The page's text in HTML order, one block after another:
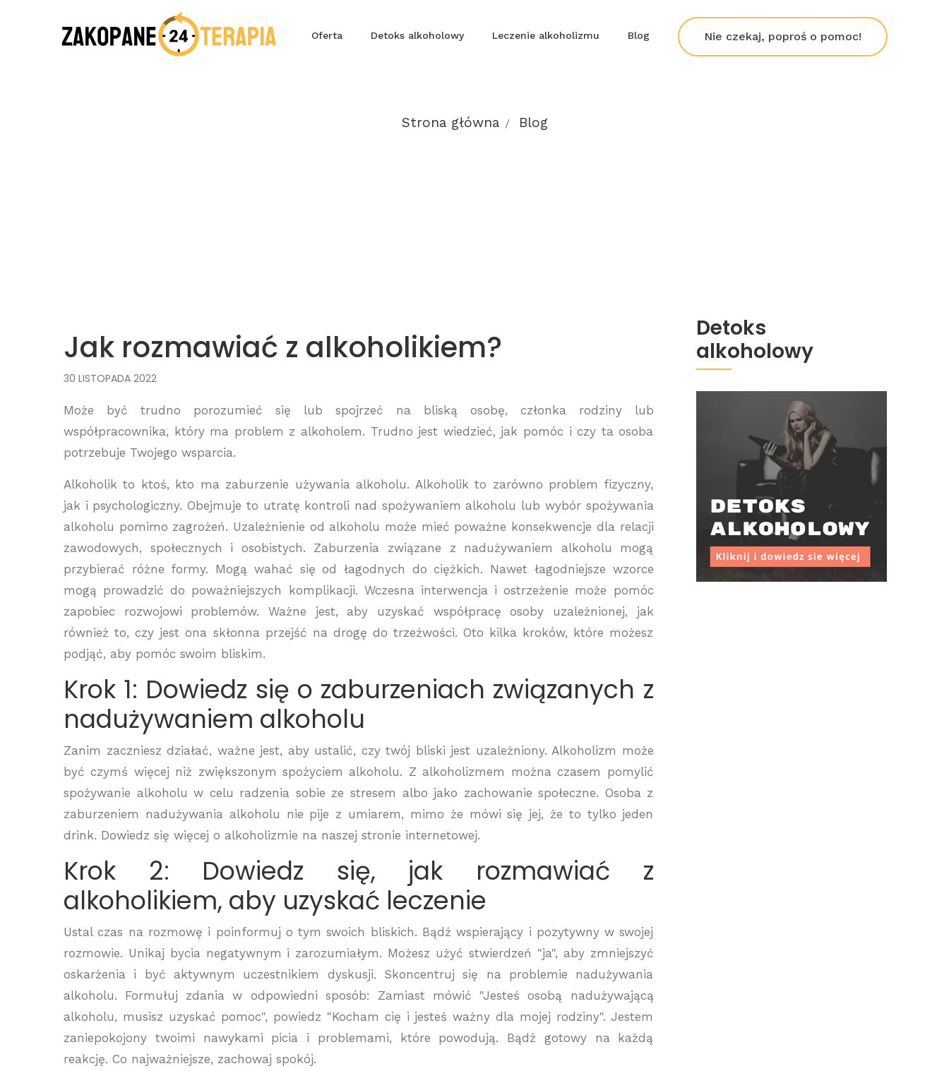
Nie czekaj, poproś o pomoc!
Oferta Detoks alkoholowy Leczenie alkoholizmu Blog
Strona główna Blog
Jak rozmawiać z alkoholikiem?
30 LISTOPADA 2022
Może być trudno porozumieć się lub spojrzeć na bliską osobę, członka rodziny lub
współpracownika, który ma problem z alkoholem. Trudno jest wiedzieć, jak pomóc i czy ta osoba
potrzebuje Twojego wsparcia.
Alkoholik to ktoś, kto ma zaburzenie używania alkoholu. Alkoholik to zarówno problem fizyczny,
jak i psychologiczny. Obejmuje to utratę kontroli nad spożywaniem alkoholu lub wybór spożywania
alkoholu pomimo zagrożeń. Uzależnienie od alkoholu może mieć poważne konsekwencje dla relacji
zawodowych, społecznych i osobistych. Zaburzenia związane z nadużywaniem alkoholu mogą
przybierać różne formy. Mogą wahać się od łagodnych do ciężkich. Nawet łagodniejsze wzorce
mogą prowadzić do poważniejszych komplikacji. Wczesna interwencja i ostrzeżenie może pomóc
zapobiec rozwojowi problemów. Ważne jest, aby uzyskać współpracę osoby uzależnionej, jak
również to, czy jest ona skłonna przejść na drogę do trzeźwości. Oto kilka kroków, które możesz
podjąć, aby pomóc swoim bliskim.
Krok 1: Dowiedz się o zaburzeniach związanych z
nadużywaniem alkoholu
Zanim zaczniesz działać, ważne jest, aby ustalić, czy twój bliski jest uzależniony. Alkoholizm może
być czymś więcej niż zwiększonym spożyciem alkoholu. Z alkoholizmem można czasem pomylić
spożywanie alkoholu w celu radzenia sobie ze stresem albo jako zachowanie społeczne. Osoba z
zaburzeniem nadużywania alkoholu nie pije z umiarem, mimo że mówi się jej, że to tylko jeden
drink. Dowiedz się więcej o alkoholizmie na naszej stronie internetowej.
Krok 2: Dowiedz się, jak rozmawiać z
alkoholikiem, aby uzyskać leczenie
Ustal czas na rozmowę i poinformuj o tym swoich bliskich. Bądź wspierający i pozytywny w swojej
rozmowie. Unikaj bycia negatywnym i zarozumiałym. Możesz użyć stwierdzeń "ja", aby zmniejszyć
oskarżenia i być aktywnym uczestnikiem dyskusji. Skoncentruj się na problemie nadużywania
alkoholu. Formułuj zdania w odpowiedni sposób: Zamiast mówić "Jesteś osobą nadużywającą
alkoholu, musisz uzyskać pomoc", powiedz "Kocham cię i jesteś ważny dla mojej rodziny". Jestem
zaniepokojony twoimi nawykami picia i problemami, które powodują. Bądź gotowy na każdą
reakcję. Co najważniejsze, zachowaj spokój.
Detoks
alkoholowy